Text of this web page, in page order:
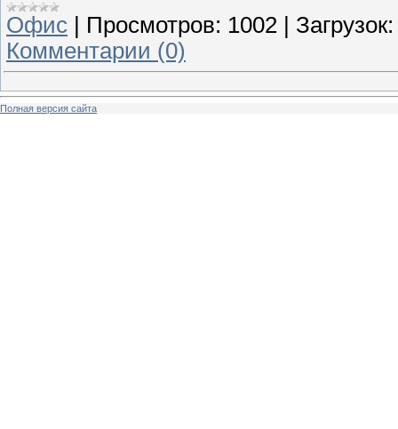
Офис | Просмотров: 1002 | Загрузок:
Комментарии (0)
Полная версия сайта